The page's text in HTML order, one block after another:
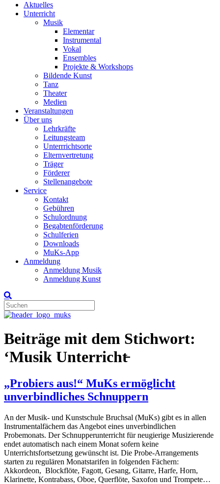
Aktuelles
Unterricht
Musik
Elementar
Instrumental
Vokal
Ensembles
Projekte & Workshops
Bildende Kunst
Tanz
Theater
Medien
Veranstaltungen
Über uns
Lehrkräfte
Leitungsteam
Unterrrichtsorte
Elternvertretung
Träger
Förderer
Stellenangebote
Service
Kontakt
Gebühren
Schulordnung
Begabtenförderung
Schulferien
Downloads
MuKs-App
Anmeldung
Anmeldung Musik
Anmeldung Kunst
Beiträge mit dem Stichwort:
‘Musik Unterricht̵
„Probiers aus!“ MuKs ermöglicht
unverbindliches Schnuppern
An der Musik- und Kunstschule Bruchsal (MuKs) gibt es in allen
Instrumentalfächern das Angebot eines unverbindlichen
Probemonats. Der Schnupperunterricht für neugierige Musizierende
endet automatisch nach einem Monat sofern keine
Unterrichtsfortsetzung gewünscht ist. Die Probe-Arrangements
starten zu regulären Monatstarifen in folgenden Fächern:
Akkordeon, Blockflöte, Fagott, Gesang, Gitarre, Harfe, Horn,
Klarinette, Kontrabass, Oboe, Querflöte, Saxofon und Trompete…